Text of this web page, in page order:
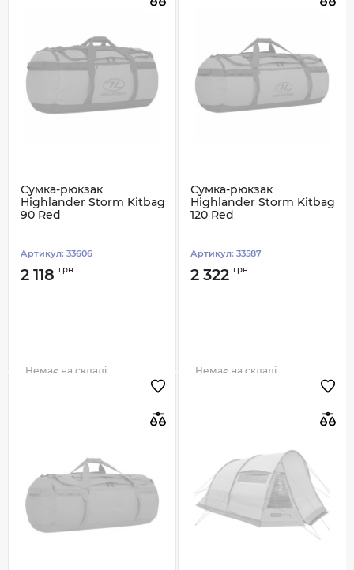
Сумка-рюкзак
Highlander Storm Kitbag
90 Red
Артикул: 33606
2 118 грн
Немає на складі
Сумка-рюкзак
Highlander Storm Kitbag
120 Red
Артикул: 33587
2 322 грн
Немає на складі